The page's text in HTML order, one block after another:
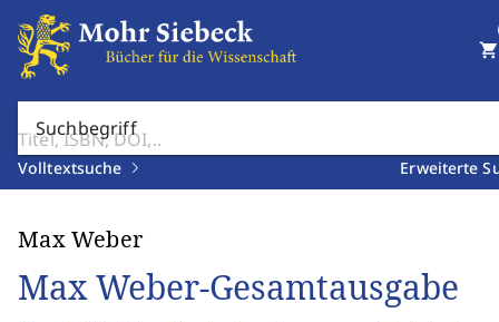
Suchbegriff
Volltextsuche Erweiterte
shopping_cart
Max Weber
Max Weber-Gesamtausgabe